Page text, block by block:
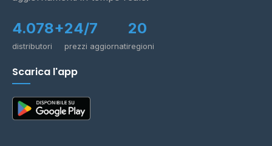
4.078+
distributori
24/7
prezzi aggiornati
20
regioni
Scarica l'app